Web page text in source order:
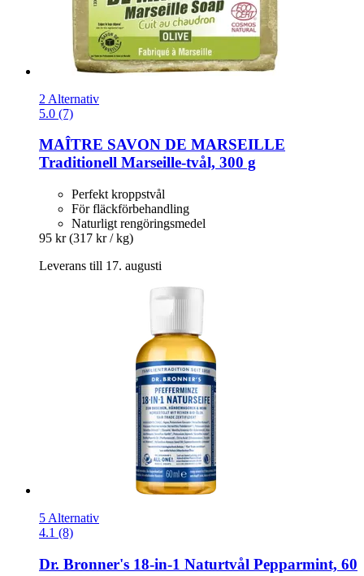
2 Alternativ
5.0 (7)
MAÎTRE SAVON DE MARSEILLE
Traditionell Marseille-​tvål, 300 g
Perfekt kroppstvål
För fläckförbehandling
Naturligt rengöringsmedel
95 kr (317 kr / kg)
Leverans till 17. augusti
5 Alternativ
4.1 (8)
Dr. Bronner's 18-​in-​1 Naturtvål Pepparmint, 60